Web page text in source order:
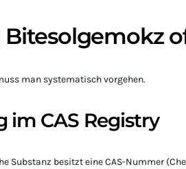
Bitesolgemokz
man systematisch vorgehen.
im CAS Registry
Substanz besitzt eine CAS-Nummer